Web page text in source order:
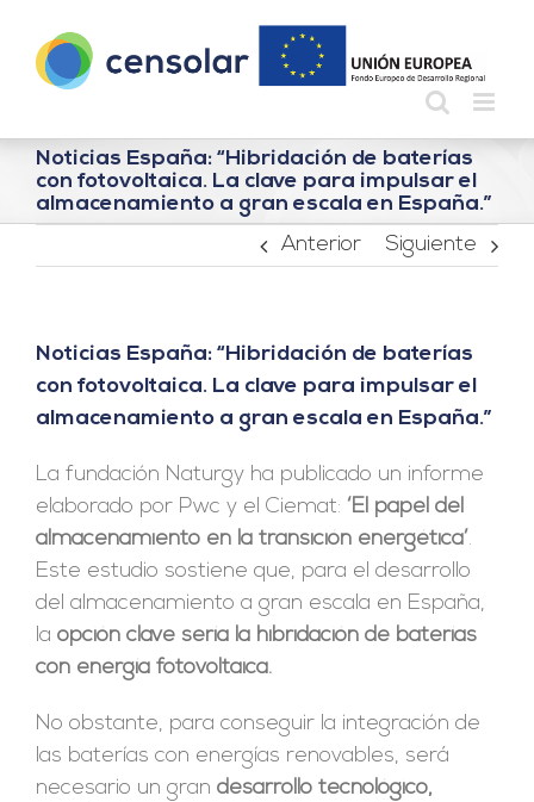
contenido
Noticias España: “Hibridación de baterías
con fotovoltaica. La clave para impulsar el
almacenamiento a gran escala en España.”
Anterior
Siguiente
Noticias España: “Hibridación de baterías
con fotovoltaica. La clave para impulsar el
almacenamiento a gran escala en España.”
La fundación Naturgy ha publicado un informe
elaborado por Pwc y el Ciemat: ‘El papel del
almacenamiento en la transición energética’.
Este estudio sostiene que, para el desarrollo
del almacenamiento a gran escala en España,
la opción clave sería la hibridación de baterías
con energía fotovoltaica.
No obstante, para conseguir la integración de
las baterías con energías renovables, será
necesario un gran desarrollo tecnológico,